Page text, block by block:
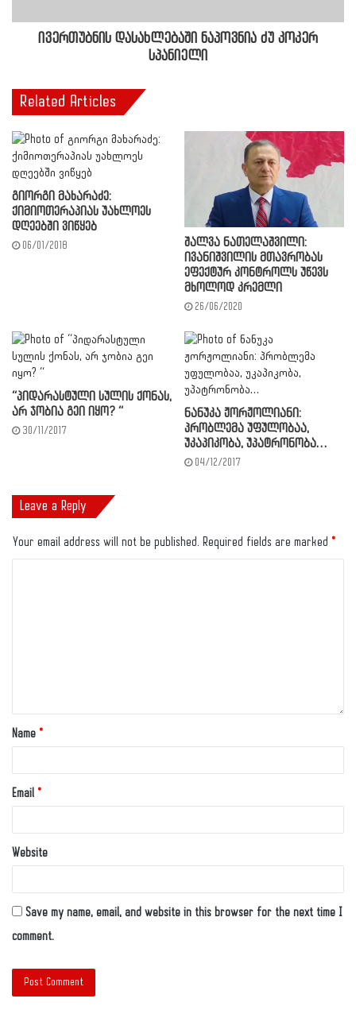
ივერთუბნის დასახლებაში ნაპოვნია ძუ კოკერ
სპანიელი
Related Articles
გიორგი მახარაძე:
ქიმიოთერაპიას უახლოეს
დღეებში ვიწყებ
06/01/2018
შალვა ნათელაშვილი:
ივანიშვილის მთავრობას
ეფექტურ კონტროლს უწევს
მხოლოდ კრემლი
26/06/2020
“პიდარასტული სულის ქონას,
არ ჯობია გეი იყო? “
30/11/2017
ნანუკა ჟორჟოლიანი:
პრობლემა უფულობაა,
უკაპიკობა, უპატრონობა…
04/12/2017
Leave a Reply
Your email address will not be published. Required fields are marked *
Name *
Email *
Website
Save my name, email, and website in this browser for the next time I
comment.